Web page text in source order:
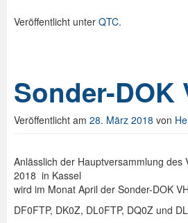
Veröffentlicht unter QTC.
Sonder-DOK
Veröffentlicht am 28. März 2018 von
Anlässlich der Hauptversammlung des
2018 in Kassel
wird im Monat April der Sonder-DOK
DF0FTP, DK0Z, DL0FTP, DQ0Z und